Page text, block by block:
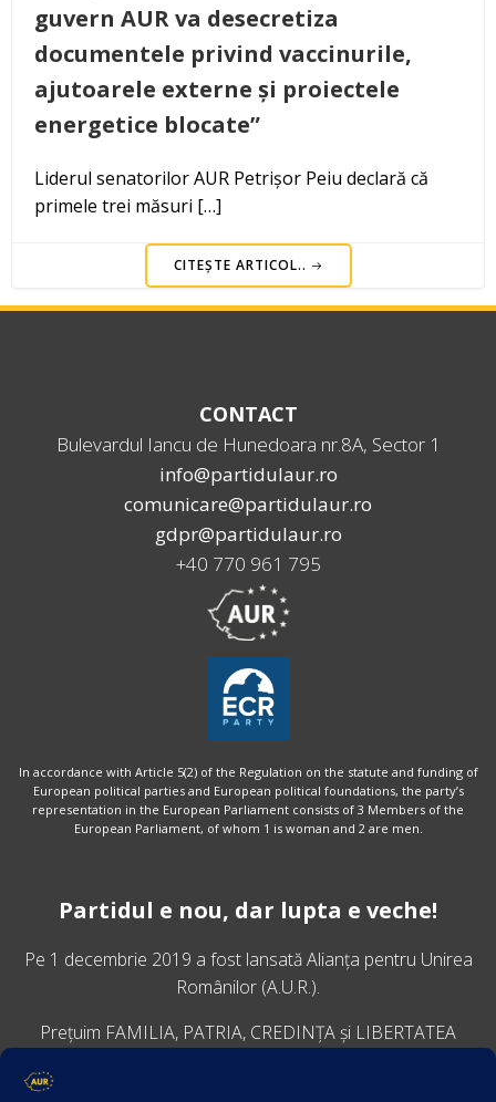
guvern AUR va desecretiza
documentele privind vaccinurile,
ajutoarele externe și proiectele
energetice blocate”
Liderul senatorilor AUR Petrișor Peiu declară că
primele trei măsuri […]
CITEȘTE ARTICOL..
CONTACT
Bulevardul Iancu de Hunedoara nr.8A, Sector 1
info@partidulaur.ro
comunicare@partidulaur.ro
gdpr@partidulaur.ro
+40 770 961 795
In accordance with Article 5(2) of the Regulation on the statute and funding of
European political parties and European political foundations, the party’s
representation in the European Parliament consists of 3 Members of the
European Parliament, of whom 1 is woman and 2 are men.
Partidul e nou, dar lupta e veche!
Pe 1 decembrie 2019 a fost lansatăAlianța pentru Unirea
Românilor (A.U.R.).
Prețuim FAMILIA, PATRIA, CREDINȚA și LIBERTATEA